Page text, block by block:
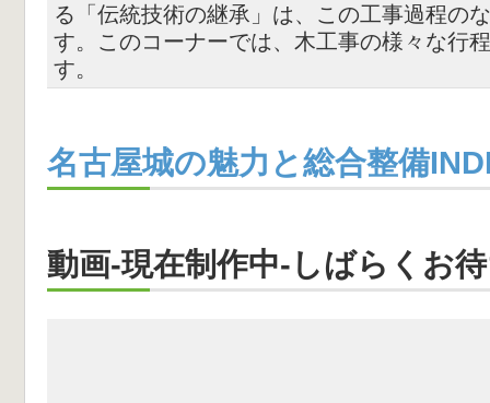
る「伝統技術の継承」は、この工事過程の
す。このコーナーでは、木工事の様々な行
す。
名古屋城の魅力と総合整備
動画-現在制作中-しばらくお